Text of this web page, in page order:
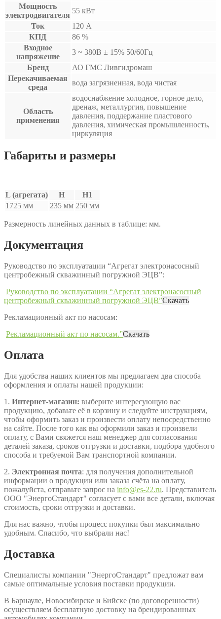
Мощность
электродвигателя
55 кВт
Ток
120 А
КПД
86 %
Входное
напряжение
3 ~ 380B ± 15% 50/60Гц
Бренд
АО ГМС Ливгидромаш
Перекачиваемая
среда
вода загрязненная, вода чистая
Область
применения
водоснабжение холодное, горное дело,
дренаж, металлургия, повышение
давления, поддержание пластового
давления, химическая промышленность,
циркуляция
Габариты и размеры
L (агрегата) H
H1
1725 мм
235 мм 250 мм
Размерность линейных данных в таблице: мм.
Документация
Руководство по эксплуатации “Агрегат электронасосный
центробежный скважинный погружной ЭЦВ”:
Руководство по эксплуатации “Агрегат электронасосный
центробежный скважинный погружной ЭЦВ”Скачать
Рекламационный акт по насосам:
Рекламационный акт по насосам.”Скачать
Оплата
Для удобства наших клиентов мы предлагаем два способа
оформления и оплаты нашей продукции:
1. Интернет-магазин: выберите интересующую вас
продукцию, добавьте её в корзину и следуйте инструкциям,
чтобы оформить заказ и произвести оплату непосредственно
на сайте. После того как вы оформили заказ и произвели
оплату, с Вами свяжется наш менеджер для согласования
деталей заказа, сроков отгрузки и доставки, подбора удобного
способа и требуемой Вам транспортной компании.
2. Электронная почта: для получения дополнительной
информации о продукции или заказа счёта на оплату,
пожалуйста, отправьте запрос на info@es-22.ru. Представитель
ООО "ЭнергоСтандарт" согласует с вами все детали, включая
стоимость, сроки отгрузки и доставки.
Для нас важно, чтобы процесс покупки был максимально
удобным. Спасибо, что выбрали нас!
Доставка
Специалисты компании "ЭнергоСтандарт" предложат вам
самые оптимальные условия поставки продукции.
В Барнауле, Новосибирске и Бийске (по договоренности)
осуществляем бесплатную достовку на брендированных